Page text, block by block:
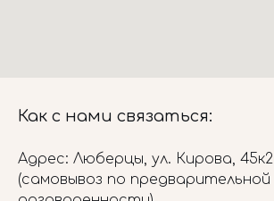
Как с нами связаться:
Адрес: Люберцы, ул. Кирова, 45к2
(самовывоз по предварительной